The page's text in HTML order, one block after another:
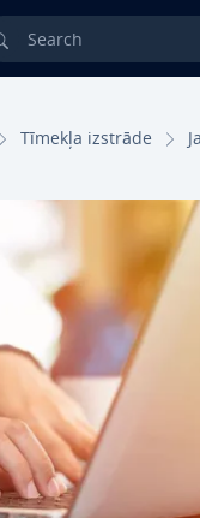
Search
Tīmekļa izstrāde